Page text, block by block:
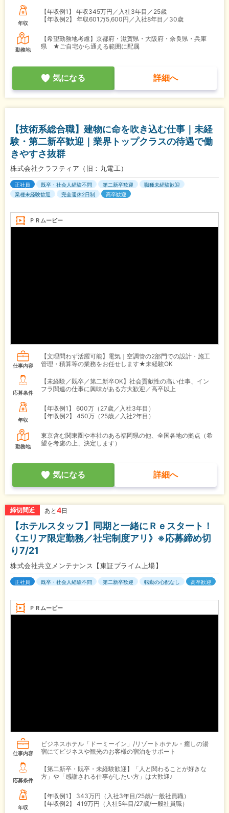
年収
【年収例1】
年収345万円／入社3年目／25歳
【年収例2】
年収601万5,600円／入社8年目／30歳
勤務地
【希望勤務地考慮】京都府・滋賀県・大阪府・奈良県・兵庫
県 ★ご自宅から通える範囲に配属
気になる 詳細へ
【技術系総合職】建物に命を吹き込む仕事｜未経
験・第二新卒歓迎｜業界トップクラスの待遇で働
きやすさ抜群
株式会社クラフティア（旧：九電工）
正社員 既卒・社会人経験不問 第二新卒歓迎
職種未経験歓迎
業種未経験歓迎
完全週休2日制 高卒歓迎
ＰＲムービー
仕事内容
【文理問わず活躍可能】電気｜空調管の2部門での設計・施工
管理・積算等の業務をお任せします★未経験OK
応募条件
【未経験／既卒／第二新卒OK】社会貢献性の高い仕事、イン
フラ関連の仕事に興味がある方大歓迎／高卒以上
年収
【年収例1】
600万（27歳／入社3年目）
【年収例2】
450万（25歳／入社2年目）
勤務地
東京含む関東圏や本社のある福岡県の他、全国各地の拠点（希
望を考慮の上、決定します）
気になる 詳細へ
締切間近 あと 4日
【ホテルスタッフ】同期と一緒にＲｅスタート！
《エリア限定勤務／社宅制度アリ》※応募締め切
り7/21
株式会社共立メンテナンス【東証プライム上場】
正社員 既卒・社会人経験不問 第二新卒歓迎 転勤の心配なし 高卒歓迎
ＰＲムービー
仕事内容
ビジネスホテル「ドーミーイン」/リゾートホテル・癒しの湯
宿にてビジネスや観光のお客様の宿泊をサポート
応募条件
【第二新卒・既卒・未経験歓迎】「人と関わることが好きな
方」や「感謝される仕事がしたい方」は大歓迎♪
年収
【年収例1】
343万円（入社3年目/25歳/一般社員職）
【年収例2】
419万円（入社5年目/27歳/一般社員職）